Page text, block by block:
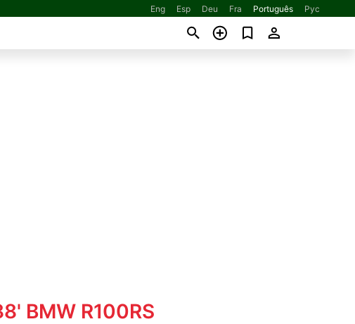
Eng Esp Deu Fra Português Рус
BMW R100RS